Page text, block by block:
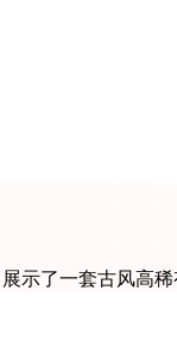
示了一套古风高